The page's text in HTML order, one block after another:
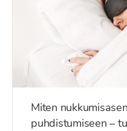
Miten
puhdistumiseen –